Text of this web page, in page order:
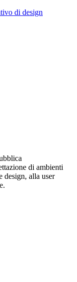
di design
di ambienti
design, alla user